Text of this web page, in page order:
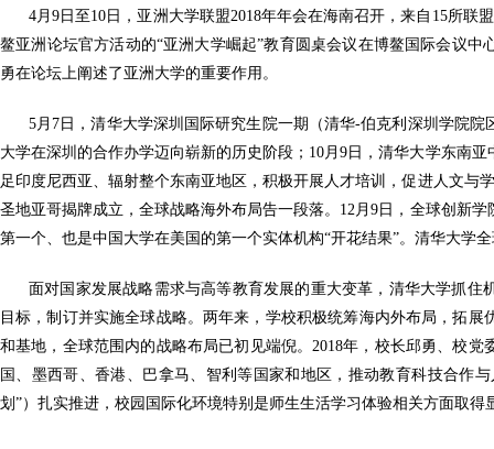
4月9日至10日，亚洲大学联盟2018年年会在海南召开，来自15所联
鳌亚洲论坛官方活动的“亚洲大学崛起”教育圆桌会议在博鳌国际会议
勇在论坛上阐述了亚洲大学的重要作用。
5月7日，清华大学深圳国际研究生院一期（清华-伯克利深圳学院
大学在深圳的合作办学迈向崭新的历史阶段；10月9日，清华大学东南
足印度尼西亚、辐射整个东南亚地区，积极开展人才培训，促进人文与
圣地亚哥揭牌成立，全球战略海外布局告一段落。12月9日，全球创新
第一个、也是中国大学在美国的第一个实体机构“开花结果”。清华大学
面对国家发展战略需求与高等教育发展的重大变革，清华大学抓住
目标，制订并实施全球战略。两年来，学校积极统筹海内外布局，拓
和基地，全球范围内的战略布局已初见端倪。2018年，校长邱勇、校
国、墨西哥、香港、巴拿马、智利等国家和地区，推动教育科技合作
划”）扎实推进，校园国际化环境特别是师生生活学习体验相关方面取得